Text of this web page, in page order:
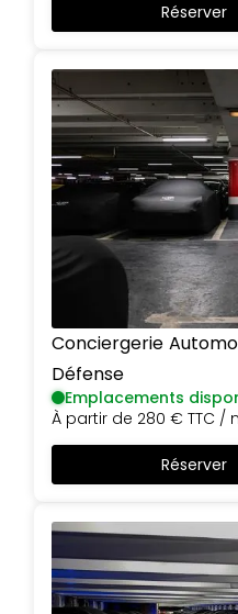
Réserver
Conciergerie
Défense
Emplacements
À partir de 280 € TTC /
Réserver